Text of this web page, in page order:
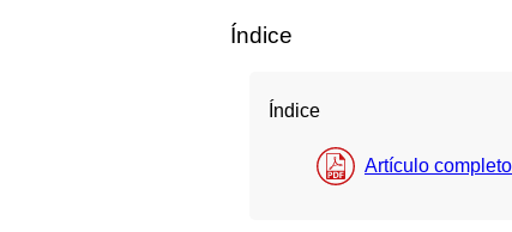
Índice
Índice
Artículo